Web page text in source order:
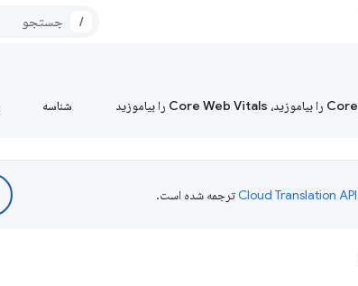
/
شناسه
ترجمه شده است.